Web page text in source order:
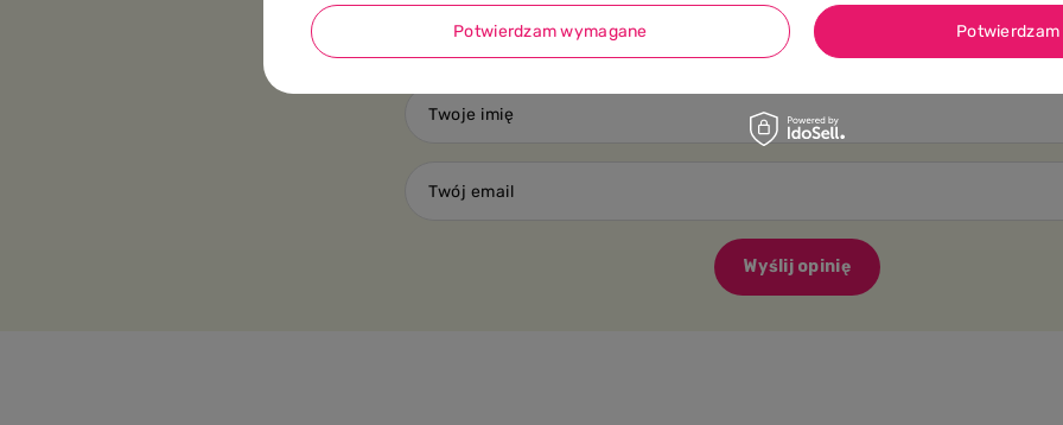
Produkt nie jest zabawką. Produkt do użytku pod kontrolą osoby dorosłej. Produkt
osobom. Przed każdym użyciem sprawdzić stan produktu. Jeśli pojawią się ślady uszkodzenia lub zużycia
Dodaj własne zdjęcie produktu:
Twoje imię
Twój email
Wyślij opinię
Potwierdzam wymagane